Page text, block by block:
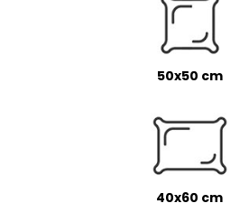
50x50 cm
40x60 cm